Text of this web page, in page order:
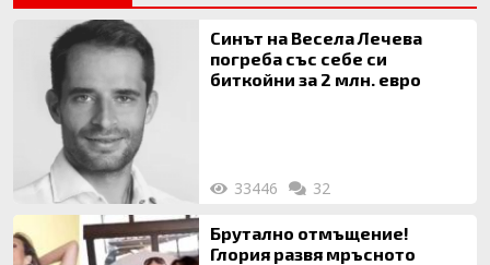
Синът на Весела Лечева
погреба със себе си
биткойни за 2 млн. евро
33446 32
Брутално отмъщение!
Глория развя мръсното